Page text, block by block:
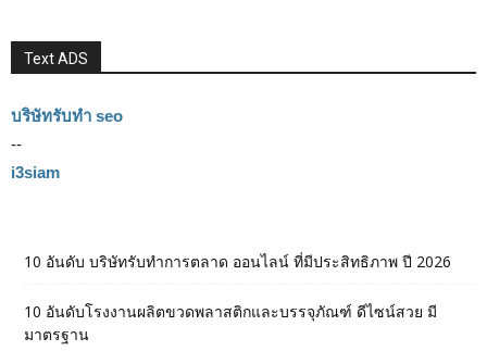
Text ADS
บริษัทรับทำ seo
--
i3siam
10 อันดับ บริษัทรับทำการตลาด ออนไลน์ ที่มีประสิทธิภาพ ปี 2026
10 อันดับโรงงานผลิตขวดพลาสติกและบรรจุภัณฑ์ ดีไซน์สวย มี
มาตรฐาน